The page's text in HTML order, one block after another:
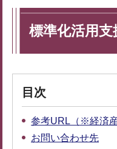
標準化活用
目次
参考URL（※経済産
お問い合わせ先